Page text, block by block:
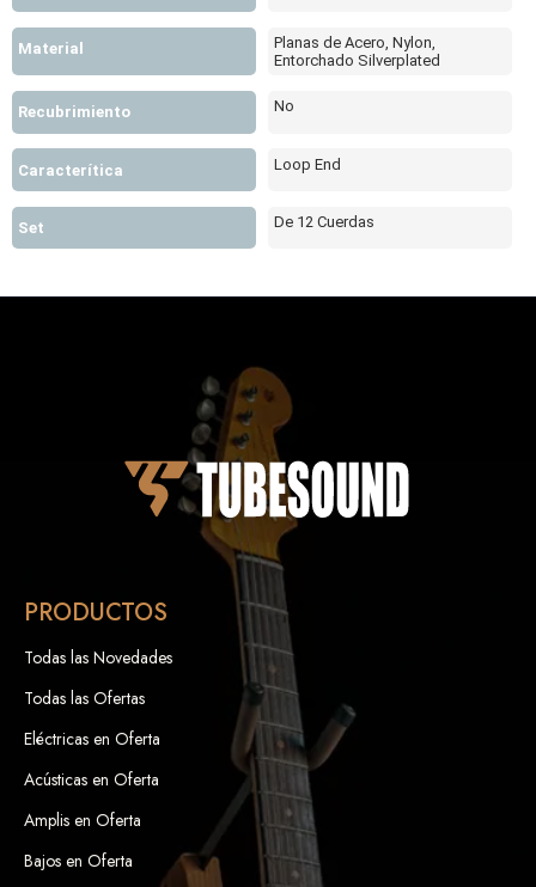
Material
Planas de Acero, Nylon,
Entorchado Silverplated
Recubrimiento No
Caracterítica Loop End
Set De 12 Cuerdas
PRODUCTOS
Todas las Novedades
Todas las Ofertas
Eléctricas en Oferta
Acústicas en Oferta
Amplis en Oferta
Bajos en Oferta